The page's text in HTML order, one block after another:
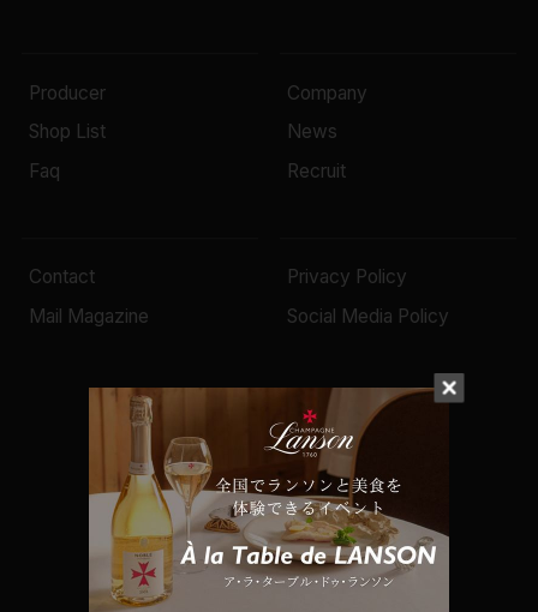
Producer
Shop List
Faq
Company
News
Recruit
Contact
Mail Magazine
Privacy Policy
Social Media Policy
© 2022 Mottox inc.